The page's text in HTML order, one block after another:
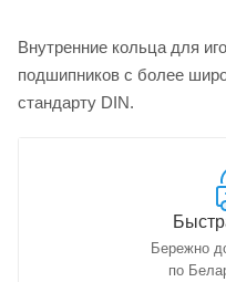
Внутренние кольца для
подшипников с более
стандарту DIN.
Бережно
по